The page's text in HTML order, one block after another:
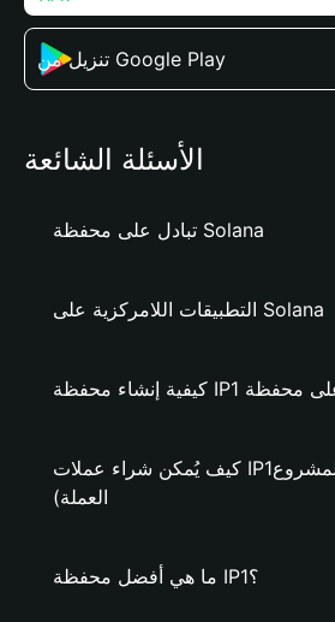
تنزيل من Google Play
الأسئلة الشائعة
تبادل على محفظة Solana
التطبيقات اللامركزية على Solana
كيف يُمكن شراء عملات IP1؟ (فقط لمشروع
العملة)
ما هي أفضل محفظة IP1؟